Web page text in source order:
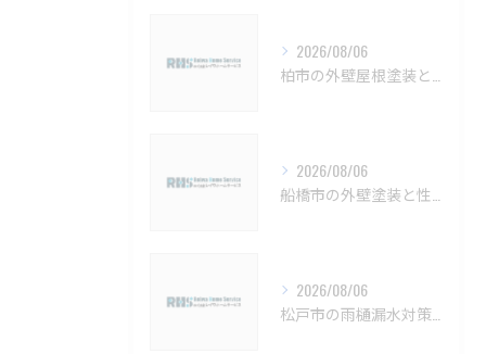
2026/08/06
2026/08/06
2026/08/06